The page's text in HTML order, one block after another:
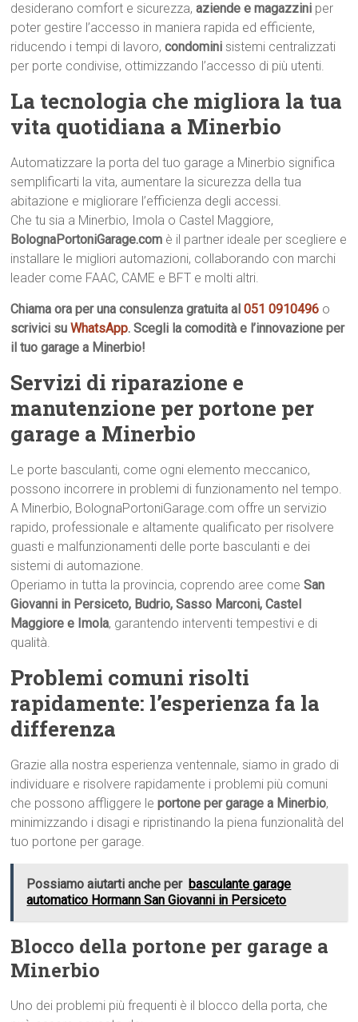
desiderano comfort e sicurezza,aziende e magazzini per
poter gestire l’accesso in maniera rapida ed efficiente,
riducendo i tempi di lavoro,condomini sistemi centralizzati
per porte condivise, ottimizzando l’accesso di più utenti.
La tecnologia che migliora la tua
vita quotidiana a Minerbio
Automatizzare la porta del tuo garage a Minerbio significa
semplificarti la vita, aumentare la sicurezza della tua
abitazione e migliorare l’efficienza degli accessi.
Che tu sia a Minerbio, Imola o Castel Maggiore,
BolognaPortoniGarage.com è il partner ideale per scegliere e
installare le migliori automazioni, collaborando con marchi
leader come FAAC, CAME e BFT e molti altri.
Chiama ora per una consulenza gratuita al051 0910496 o
scrivici suWhatsApp. Scegli la comodità e l’innovazione per
il tuo garage a Minerbio!
Servizi di riparazione e
manutenzione per portone per
garage a Minerbio
Le porte basculanti, come ogni elemento meccanico,
possono incorrere in problemi di funzionamento nel tempo.
A Minerbio, BolognaPortoniGarage.com offre un servizio
rapido, professionale e altamente qualificato per risolvere
guasti e malfunzionamenti delle porte basculanti e dei
sistemi di automazione.
Operiamo in tutta la provincia, coprendo aree comeSan
Giovanni in Persiceto, Budrio, Sasso Marconi, Castel
Maggiore e Imola, garantendo interventi tempestivi e di
qualità.
Problemi comuni risolti
rapidamente: l’esperienza fa la
differenza
Grazie alla nostra esperienza ventennale, siamo in grado di
individuare e risolvere rapidamente i problemi più comuni
che possono affliggere leportone per garage a Minerbio,
minimizzando i disagi e ripristinando la piena funzionalità del
tuo portone per garage.
Possiamo aiutarti anche per basculante garage
automatico Hormann San Giovanni in Persiceto
Blocco della portone per garage a
Minerbio
Uno dei problemi più frequenti è il blocco della porta, che